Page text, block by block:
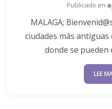
Publicado en
MALAGA;
ciudades más
donde se
LEE